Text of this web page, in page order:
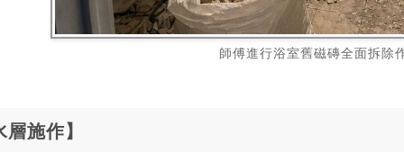
師傅進行浴室舊磁磚全面拆除
施作】